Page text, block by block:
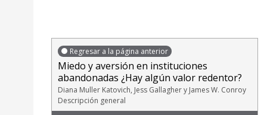
Regresar a la página anterior
Miedo y aversión en instituciones
abandonadas ¿Hay algún valor redentor?
Diana Muller Katovich, Jess Gallagher y James W. Conroy
Descripción general